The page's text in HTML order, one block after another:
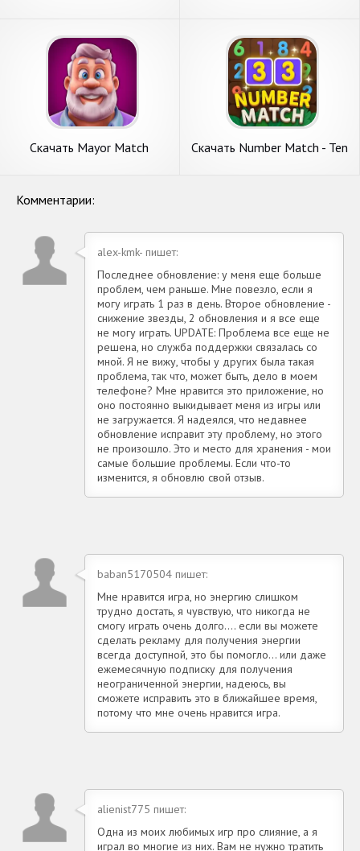
Андроид
Скачать Mayor Match
Скачать Number Match - Ten
Комментарии:
alex-kmk- пишет:
Последнее обновление: у меня еще больше
проблем, чем раньше. Мне повезло, если я
могу играть 1 раз в день. Второе обновление -
снижение звезды, 2 обновления и я все еще
не могу играть. UPDATE: Проблема все еще не
решена, но служба поддержки связалась со
мной. Я не вижу, чтобы у других была такая
проблема, так что, может быть, дело в моем
телефоне? Мне нравится это приложение, но
оно постоянно выкидывает меня из игры или
не загружается. Я надеялся, что недавнее
обновление исправит эту проблему, но этого
не произошло. Это и место для хранения - мои
самые большие проблемы. Если что-то
изменится, я обновлю свой отзыв.
baban5170504 пишет:
Мне нравится игра, но энергию слишком
трудно достать, я чувствую, что никогда не
смогу играть очень долго.... если вы можете
сделать рекламу для получения энергии
всегда доступной, это бы помогло... или даже
ежемесячную подписку для получения
неограниченной энергии, надеюсь, вы
сможете исправить это в ближайшее время,
потому что мне очень нравится игра.
alienist775 пишет:
Одна из моих любимых игр про слияние, а я
играл во многие из них. Вам не нужно тратить